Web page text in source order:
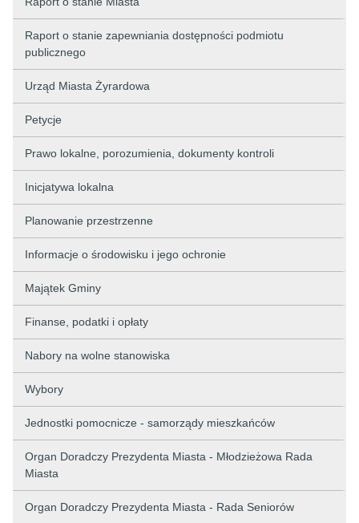
Raport o stanie zapewniania dostępności podmiotu
publicznego
Urząd Miasta Żyrardowa
Petycje
Prawo lokalne, porozumienia, dokumenty kontroli
Inicjatywa lokalna
Planowanie przestrzenne
Informacje o środowisku i jego ochronie
Majątek Gminy
Finanse, podatki i opłaty
Nabory na wolne stanowiska
Wybory
Jednostki pomocnicze - samorządy mieszkańców
Organ Doradczy Prezydenta Miasta - Młodzieżowa Rada
Miasta
Organ Doradczy Prezydenta Miasta - Rada Seniorów